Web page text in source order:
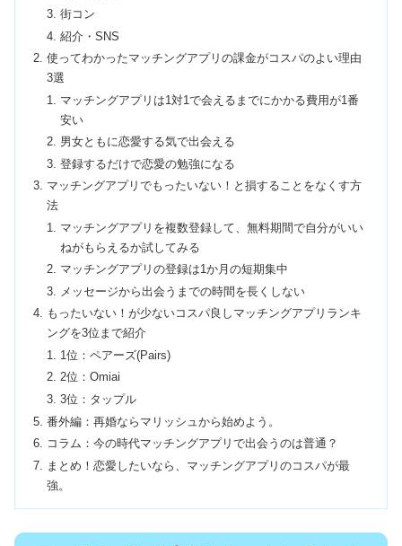
街コン
紹介・SNS
使ってわかったマッチングアプリの課金がコスパのよい理由
3選
マッチングアプリは1対1で会えるまでにかかる費用が1番
安い
男女ともに恋愛する気で出会える
登録するだけで恋愛の勉強になる
マッチングアプリでもったいない！と損することをなくす方
法
マッチングアプリを複数登録して、無料期間で自分がいい
ねがもらえるか試してみる
マッチングアプリの登録は1か月の短期集中
メッセージから出会うまでの時間を長くしない
もったいない！が少ないコスパ良しマッチングアプリランキ
ングを3位まで紹介
1位：ペアーズ(Pairs)
2位：Omiai
3位：タップル
番外編：再婚ならマリッシュから始めよう。
コラム：今の時代マッチングアプリで出会うのは普通？
まとめ！恋愛したいなら、マッチングアプリのコスパが最
強。